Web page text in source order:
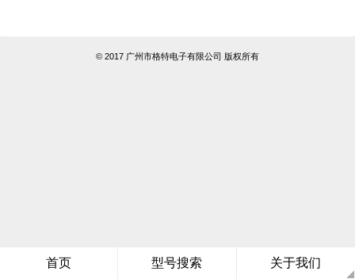
首页 型号搜索 关于我们
© 2017 广州市格特电子有限公司 版权所有